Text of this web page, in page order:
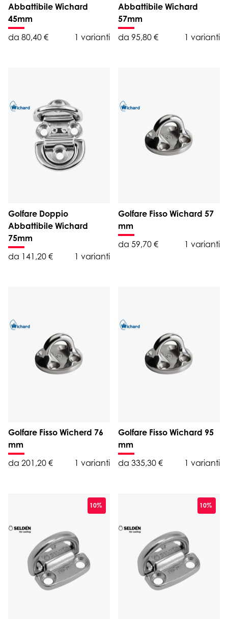
Abbattibile Wichard
45mm
da 80,40 €
1 varianti
Abbattibile Wichard
57mm
da 95,80 €
1 varianti
Golfare Doppio
Abbattibile Wichard
75mm
da 141,20 €
1 varianti
Golfare Fisso Wichard 57
mm
da 59,70 €
1 varianti
Golfare Fisso Wicherd 76
mm
da 201,20 €
1 varianti
Golfare Fisso Wichard 95
mm
da 335,30 €
1 varianti
10% 10%